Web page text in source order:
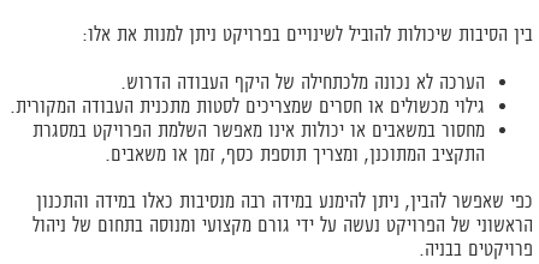
בין הסיבות שיכולות להוביל לשינויים בפרויקט ניתן למנות את אלו:
הערכה לא נכונה מלכתחילה של היקף העבודה הדרוש.
גילוי מכשולים או חסרים שמצריכים לסטות מתכנית העבודה המקורית.
מחסור במשאבים או יכולות אינו מאפשר השלמת הפרויקט במסגרת
התקציב המתוכנן, ומצריך תוספת כסף, זמן או משאבים.
כפי שאפשר להבין, ניתן להימנע במידה רבה מנסיבות כאלו במידה והתכנון
הראשוני של הפרויקט נעשה על ידי גורם מקצועי ומנוסה בתחום של ניהול
פרויקטים בבניה.